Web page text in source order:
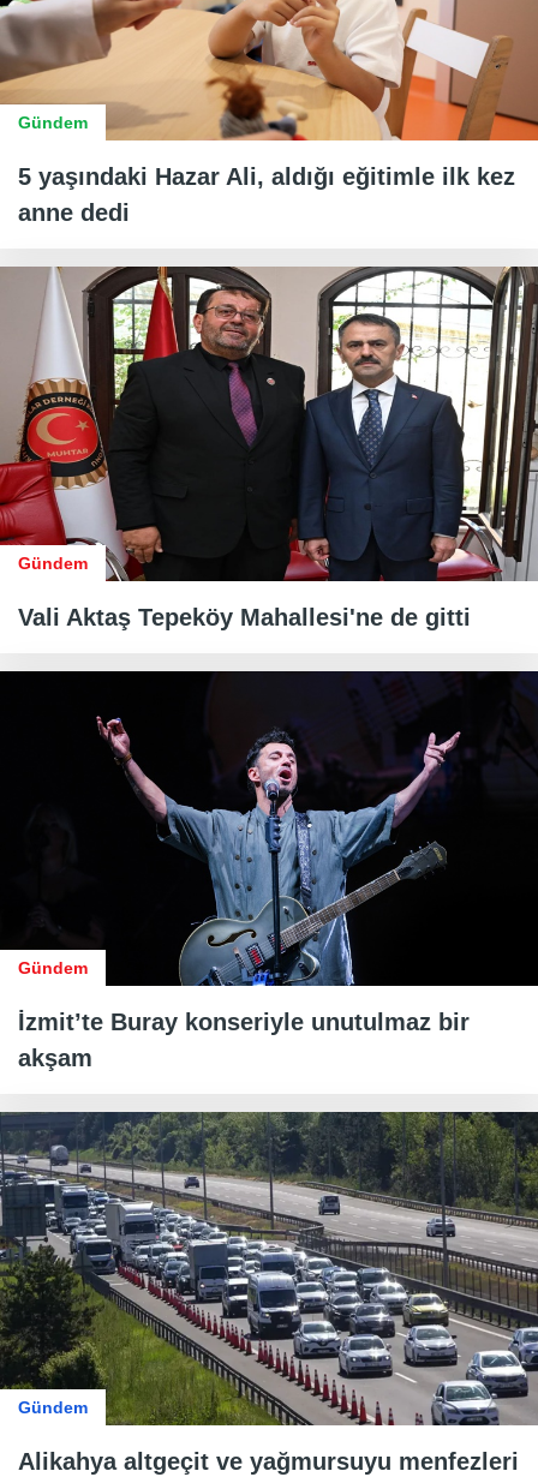
Gündem
5 yaşındaki Hazar Ali, aldığı eğitimle ilk kez
anne dedi
Gündem
Vali Aktaş Tepeköy Mahallesi'ne de gitti
Gündem
İzmit’te Buray konseriyle unutulmaz bir
akşam
Gündem
Alikahya altgeçit ve yağmursuyu menfezleri